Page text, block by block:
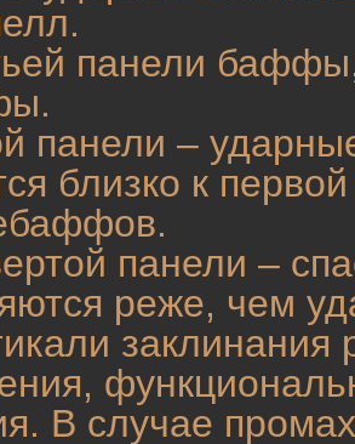
панели
панели –
близко к
панели –
реже, чем
заклинания
В случае